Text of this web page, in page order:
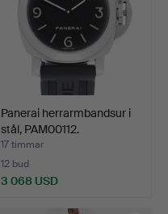
Panerai herrarmbandsur i
stål, PAM00112.
17 timmar
12 bud
3 068 USD